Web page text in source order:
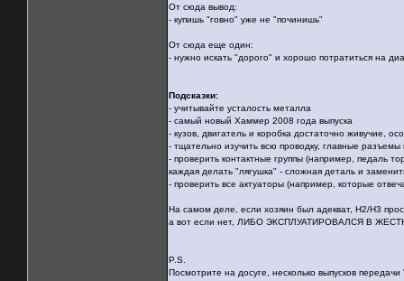
От сюда вывод:
- купишь "говно" уже не "починишь"
От сюда еще один:
- нужно искать "дорого" и хорошо потратиться на
Подсказки:
- учитывайте усталость металла
- самый новый Хаммер 2008 года выпуска
- кузов, двигатель и коробка достаточно живучие,
- тщательно изучить всю проводку, главные разъемы
- проверить контактные группы (например, педаль
каждая делать "лягушка" - сложная деталь и
- проверить все актуаторы (например, которые
На самом деле, если хозяин был адекват, Н2/Н3
а вот если нет, ЛИБО ЭКСПЛУАТИРОВАЛСЯ В
P.S.
Посмотрите на досуге, несколько выпусков